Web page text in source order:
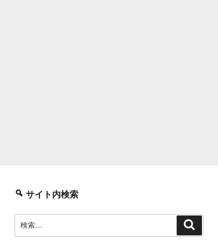
サイト内検索
索: